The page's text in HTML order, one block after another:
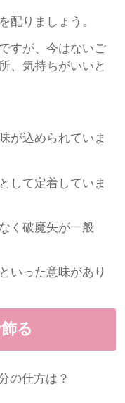
配りましょう。
すが、今はないご
、気持ちがいいと
が込められていま
して定着していま
く破魔矢が一般
いった意味があり
る